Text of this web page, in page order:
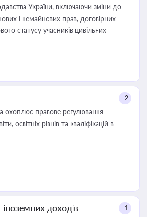
України, включаючи зміни до
і немайнових прав, договірних
статусу учасників цивільних
+2
охоплює правове регулювання
освітніх рівнів та кваліфікацій в
доходів +1